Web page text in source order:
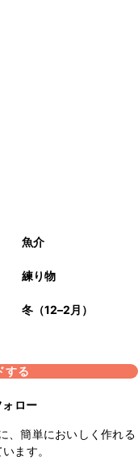
魚介
練り物
冬（12–2月）
する
ォロー
、簡単においしく作れる
ます。